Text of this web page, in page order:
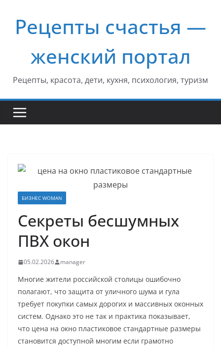
содержимому
Рецепты счастья —
женский портал
Рецепты, красота, дети, кухня, психология, туризм
БИЗНЕС WOMAN
Секреты бесшумных
ПВХ окон
05.02.2026 manager
Многие жители российской столицы ошибочно
полагают, что защита от уличного шума и гула
требует покупки самых дорогих и массивных оконных
систем. Однако это не так и практика показывает,
что цена на окно пластиковое стандартные размеры
становится доступной многим если грамотно